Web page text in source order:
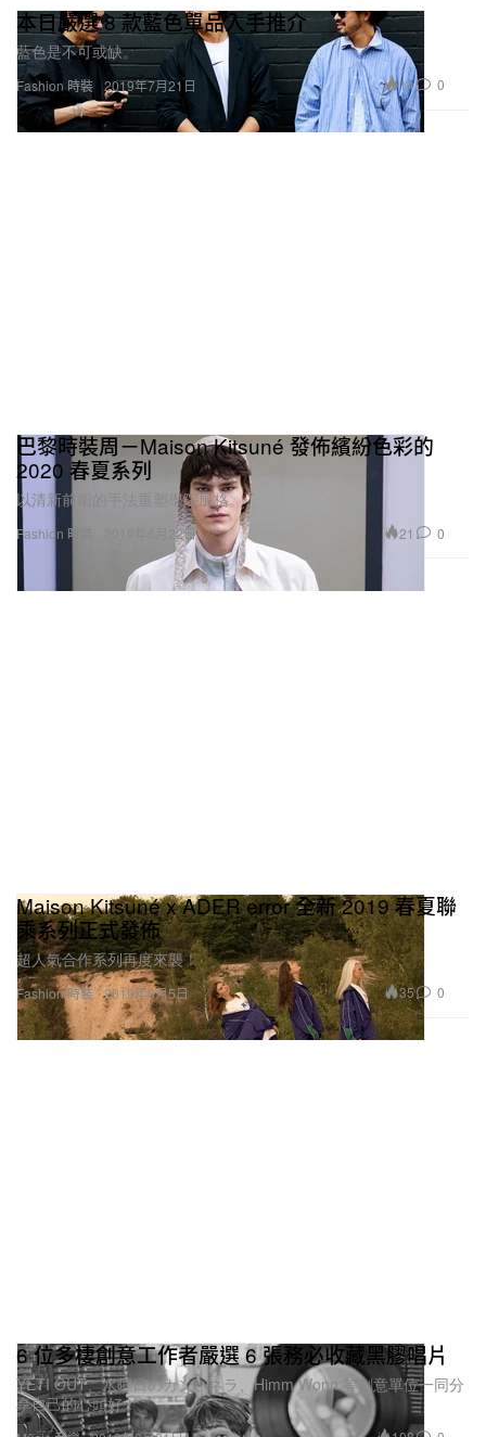
Fashion 時裝
本日嚴選 8 款藍色單品入手推介
藍色是不可或缺。
2019年7月21日 14 0
Fashion 時裝
巴黎時裝周－Maison Kitsuné 發佈繽紛色彩的
2020 春夏系列
以清新前衛的手法重塑學院風格。
2019年6月22日 21 0
Fashion 時裝
Maison Kitsuné x ADER error 全新 2019 春夏聯
乘系列正式發佈
超人氣合作系列再度來襲！
2019年6月5日 35 0
6 位多棲創意工作者嚴選 6 張務必收藏黑膠唱片
YETI OUT、水曜日のカンパネラ、Himm Wonn 等創意單位一同分
享自己的心頭好！